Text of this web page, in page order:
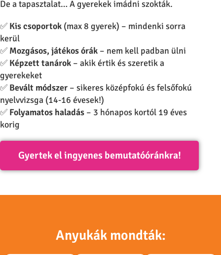
De a tapasztalat… A gyerekek imádni szokták.
✅ Kis csoportok (max 8 gyerek) – mindenki sorra
kerül
✅ Mozgásos, játékos órák – nem kell padban ülni
✅ Képzett tanárok – akik értik és szeretik a
gyerekeket
✅ Bevált módszer – sikeres középfokú és felsőfokú
nyelvvizsga (14-16 évesek!)
✅ Folyamatos haladás – 3 hónapos kortól 19 éves
korig
Gyertek el ingyenes bemutatóóránkra!
Anyukák mondták: